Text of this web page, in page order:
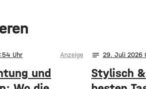
Anzeige
und
notes 29. Juli 2026
Stylisch